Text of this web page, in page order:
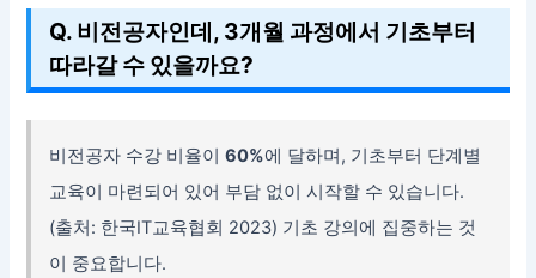
Q. 비전공자인데, 3개월 과정에서 기초부터
따라갈 수 있을까요?
비전공자 수강 비율이60%에 달하며, 기초부터 단계별
교육이 마련되어 있어 부담 없이 시작할 수 있습니다.
(출처: 한국IT교육협회 2023) 기초 강의에 집중하는 것
이 중요합니다.